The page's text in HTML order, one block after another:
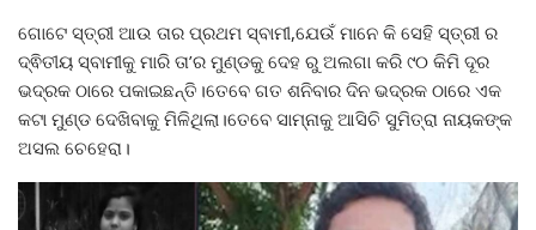
ଗୋଟେ ସ୍ତ୍ରୀ ଆଉ ତାର ପ୍ରଥମ ସ୍ବାମୀ,ଯେଉଁ ମାନେ କି ସେହି ସ୍ତ୍ରୀ ର
ଦ୍ଵିତୀୟ ସ୍ବାମୀକୁ ମାରି ତା’ର ମୁଣ୍ଡକୁ ଦେହ ରୁ ଅଲଗା କରି ୯୦ କିମି ଦୂର
ଭଦ୍ରକ ଠାରେ ପକାଇଛନ୍ତି।ତେବେ ଗତ ଶନିବାର ଦିନ ଭଦ୍ରକ ଠାରେ ଏକ
କଟା ମୁଣ୍ଡ ଦେଖିବାକୁ ମିଳିଥିଲା।ତେବେ ସାମ୍ନାକୁ ଆସିଚି ସୁମିତ୍ରା ନାୟକଙ୍କ
ଅସଲ ଚେହେରା।